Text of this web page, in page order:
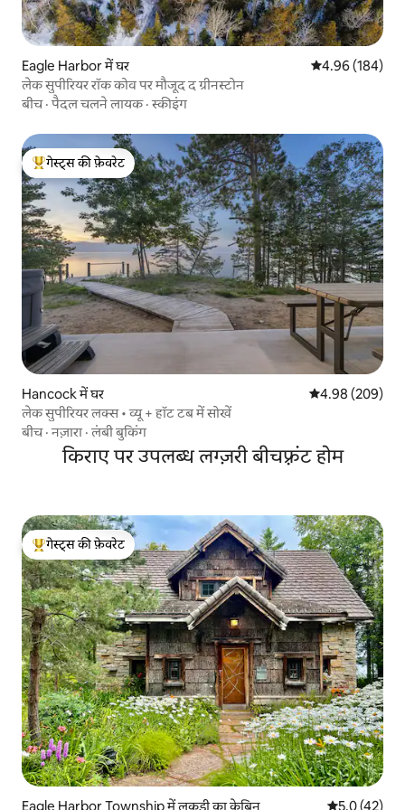
Eagle Harbor में घर औसत रेटिंग 5 में से
4.96 (184)
लेक सुपीरियर रॉक कोव पर मौजूद द ग्रीनस्टोन
बीच·पैदल चलने लायक·स्कीइंग
गेस्ट्स का टॉप फ़ेवरेट
गेस्ट्स की फ़ेवरेट
Hancock में घर औसत रेटिंग 5 में से
4.98 (209)
लेक सुपीरियर लक्स • व्यू + हॉट टब में सोखें
बीच·नज़ारा ·लंबी बुकिंग
किराए पर उपलब्ध लग्ज़री बीचफ़्रंट होम
गेस्ट्स का टॉप फ़ेवरेट
गेस्ट्स की फ़ेवरेट
Eagle Harbor Township में लकड़ी का केबिन औसत रेटिंग 5
5.0 (42)